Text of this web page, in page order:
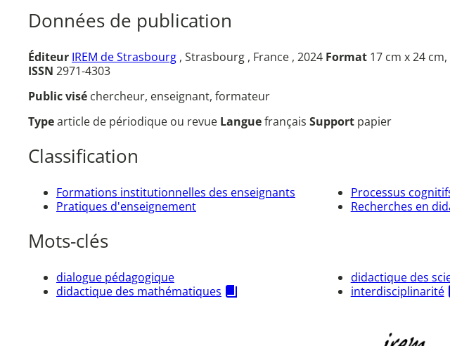
Données de publication
Éditeur IREM de Strasbourg , Strasbourg , France , 2024 Format 17 cm x 24
ISSN 2971-4303
Public visé chercheur, enseignant, formateur
Typearticle de périodique ou revue Languefrançais Support papier
Classification
Formations institutionnelles des enseignants
Pratiques d'enseignement
Processus
Recherches en
Mots-clés
dialogue pédagogique
didactique des mathématiques
didactique des
interdisciplinarité